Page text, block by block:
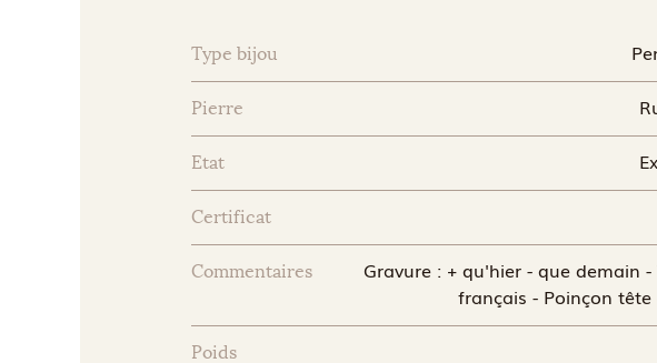
Type bijou
Pierre
Etat
Certificat
Commentaires
Gravure : + qu'hier - que demain -
français - Poinçon
Poids